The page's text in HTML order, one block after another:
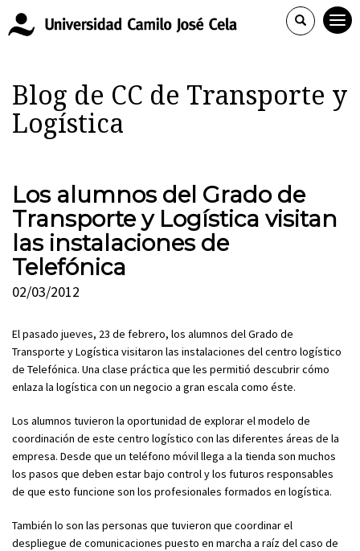
Blog de CC de Transporte y
Logística
Los alumnos del Grado de
Transporte y Logística visitan
las instalaciones de
Telefónica
02/03/2012
El pasado jueves, 23 de febrero, los alumnos del Grado de
Transporte y Logística visitaron las instalaciones del centro logístico
de Telefónica. Una clase práctica que les permitió descubrir cómo
enlaza la logística con un negocio a gran escala como éste.
Los alumnos tuvieron la oportunidad de explorar el modelo de
coordinación de este centro logístico con las diferentes áreas de la
empresa. Desde que un teléfono móvil llega a la tienda son muchos
los pasos que deben estar bajo control y los futuros responsables
de que esto funcione son los profesionales formados en logística.
También lo son las personas que tuvieron que coordinar el
despliegue de comunicaciones puesto en marcha a raíz del caso de